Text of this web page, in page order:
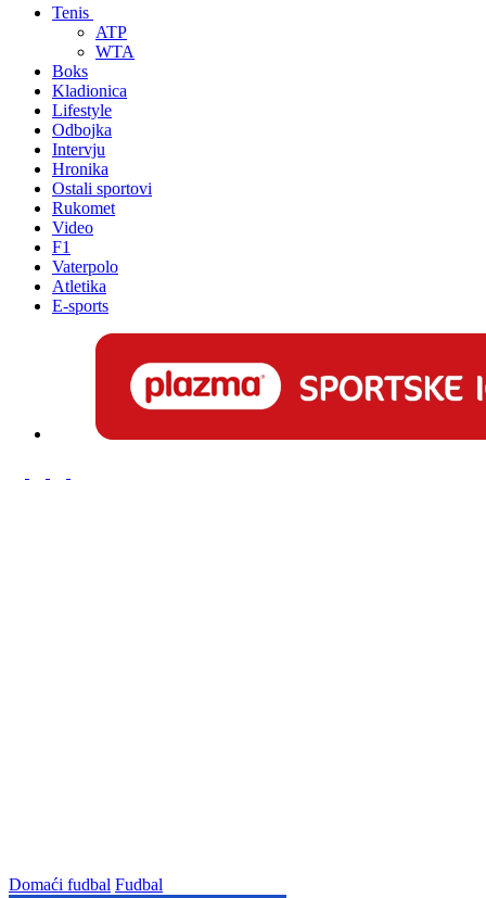
Tenis
ATP
WTA
Boks
Kladionica
Lifestyle
Odbojka
Intervju
Hronika
Ostali sportovi
Rukomet
Video
F1
Vaterpolo
Atletika
E-sports
Domaći fudbal Fudbal